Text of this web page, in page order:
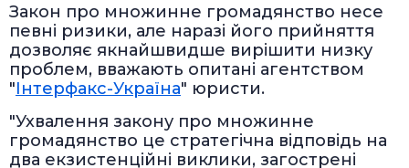
Закон про множинне громадянство несе
певні ризики, але наразі його прийняття
дозволяє якнайшвидше вирішити низку
проблем, вважають опитані агентством
"Інтерфакс-Україна" юристи.
"Ухвалення закону про множинне
громадянство це стратегічна відповідь на
два екзистенційні виклики, загострені